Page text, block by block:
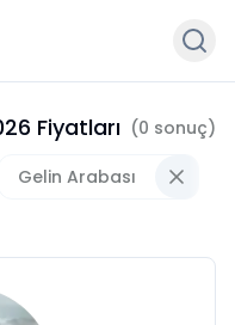
Fiyatları (0 sonuç)
Gelin Arabası